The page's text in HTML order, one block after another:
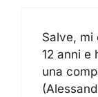
Salve, mi
12 anni e
una